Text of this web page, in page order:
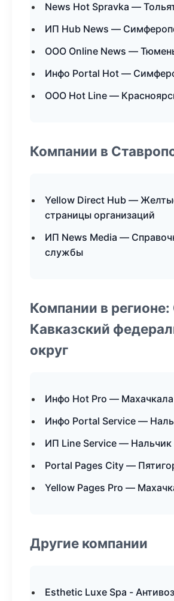
News Hot Spravka —
ИП Hub News —
ООО Online News —
Инфо Portal Hot —
ООО Hot Line —
Компании в
Yellow Direct Hub —
страницы организаций
ИП News Media —
службы
Компании в
Кавказский
округ
Инфо Hot Pro — Махачкала
Инфо Portal Service —
ИП Line Service — Нальчик
Portal Pages City —
Yellow Pages Pro —
Другие компании
Esthetic Luxe Spa -